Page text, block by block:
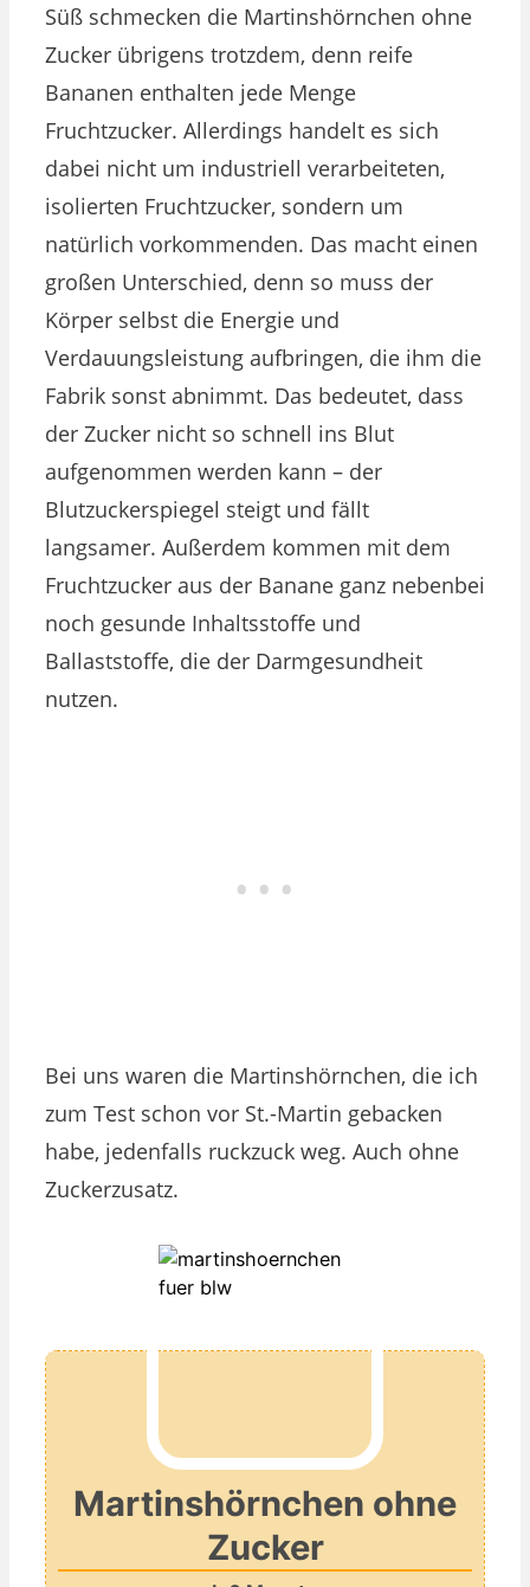
Süß schmecken die Martinshörnchen ohne
Zucker übrigens trotzdem, denn reife
Bananen enthalten jede Menge
Fruchtzucker. Allerdings handelt es sich
dabei nicht um industriell verarbeiteten,
isolierten Fruchtzucker, sondern um
natürlich vorkommenden. Das macht einen
großen Unterschied, denn so muss der
Körper selbst die Energie und
Verdauungsleistung aufbringen, die ihm die
Fabrik sonst abnimmt. Das bedeutet, dass
der Zucker nicht so schnell ins Blut
aufgenommen werden kann – der
Blutzuckerspiegel steigt und fällt
langsamer. Außerdem kommen mit dem
Fruchtzucker aus der Banane ganz nebenbei
noch gesunde Inhaltsstoffe und
Ballaststoffe, die der Darmgesundheit
nutzen.
Bei uns waren die Martinshörnchen, die ich
zum Test schon vor St.-Martin gebacken
habe, jedenfalls ruckzuck weg. Auch ohne
Zuckerzusatz.
Martinshörnchen ohne
Zucker